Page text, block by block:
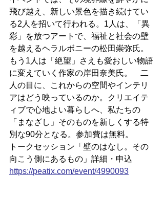
飛び越え、新しい景色を描き続けてい
る2人を招いて行われる。1人は、「異
彩」を放つアートで、福祉と社会の壁
を越えるヘラルボニーの松田崇弥氏。
もう1人は「絶望」さえも愛おしい物語
に変えていく作家の岸田奈美氏。　二
人の目に、これからの空間やインテリ
アはどう映っているのか。クリエイテ
ィブで心地よい暮らしへ、私たちの
「まなざし」そのものを新しくする特
別な90分となる。参加費は無料。
トークセッション「壁のはなし。その
向こう側にあるもの」詳細・申込
https://peatix.com/event/4990093